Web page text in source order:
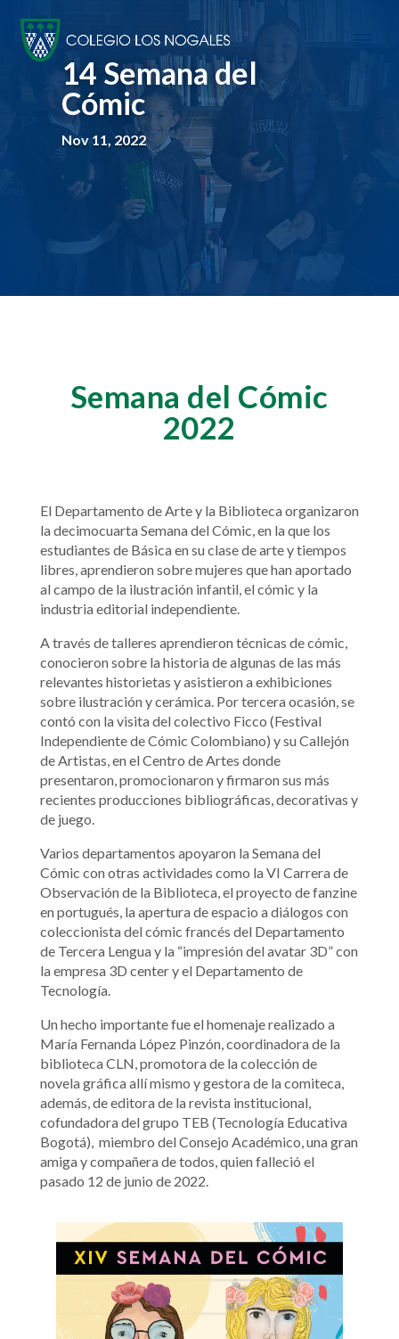
14 Semana del
Cómic
Nov 11, 2022
Semana del Cómic
2022
El Departamento de Arte y la Biblioteca organizaron
la decimocuarta Semana del Cómic, en la que los
estudiantes de Básica en su clase de arte y tiempos
libres, aprendieron sobre mujeres que han aportado
al campo de la ilustración infantil, el cómic y la
industria editorial independiente.
A través de talleres aprendieron técnicas de cómic,
conocieron sobre la historia de algunas de las más
relevantes historietas y asistieron a exhibiciones
sobre ilustración y cerámica. Por tercera ocasión, se
contó con la visita del colectivo Ficco (Festival
Independiente de Cómic Colombiano) y su Callejón
de Artistas, en el Centro de Artes donde
presentaron, promocionaron y firmaron sus más
recientes producciones bibliográficas, decorativas y
de juego.
Varios departamentos apoyaron la Semana del
Cómic con otras actividades como la VI Carrera de
Observación de la Biblioteca, el proyecto de fanzine
en portugués, la apertura de espacio a diálogos con
coleccionista del cómic francés del Departamento
de Tercera Lengua y la “impresión del avatar 3D” con
la empresa 3D center y el Departamento de
Tecnología.
Un hecho importante fue el homenaje realizado a
María Fernanda López Pinzón, coordinadora de la
biblioteca CLN, promotora de la colección de
novela gráfica allí mismo y gestora de la comiteca,
además, deeditora de la revista institucional,
cofundadora del grupo TEB (Tecnología Educativa
Bogotá), miembro del Consejo Académico, una gran
amiga y compañera de todos, quien falleció el
pasado 12 de junio de 2022.